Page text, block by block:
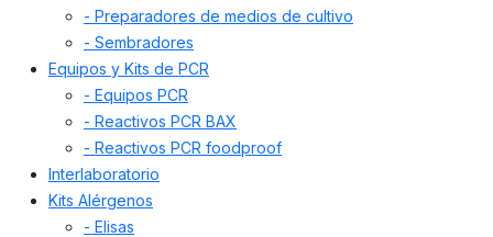
- Preparadores de medios de cultivo
- Sembradores
Equipos y Kits de PCR
- Equipos PCR
- Reactivos PCR BAX
- Reactivos PCR foodproof
Interlaboratorio
Kits Alérgenos
- Elisas